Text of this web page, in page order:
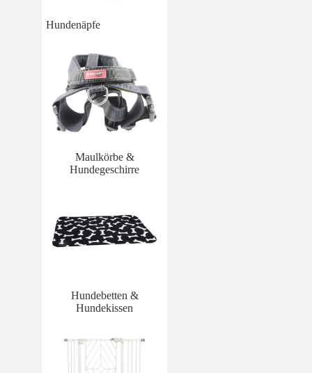
Hundenäpfe
Maulkörbe &
Hundegeschirre
Hundebetten &
Hundekissen